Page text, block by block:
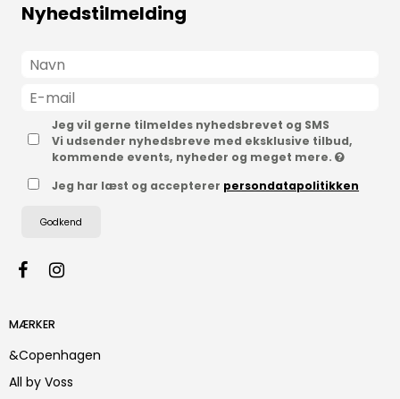
Nyhedstilmelding
Jeg vil gerne tilmeldes nyhedsbrevet og SMS
Vi udsender nyhedsbreve med eksklusive tilbud,
kommende events, nyheder og meget mere.
Jeg har læst og accepterer persondatapolitikken
Godkend
MÆRKER
&Copenhagen
All by Voss